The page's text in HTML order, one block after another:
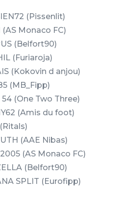
(Pissenlit)
Monaco FC)
(Belfort90)
(Furiaroja)
(Kokovin d anjou)
(MB_Fipp)
54 (One Two Three)
(Amis du foot)
(AAE Nibas)
(AS Monaco FC)
(Belfort90)
SPLIT (Eurofipp)